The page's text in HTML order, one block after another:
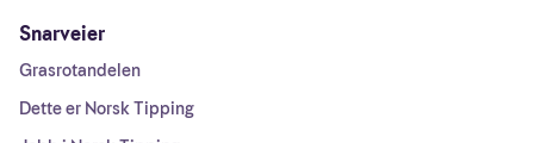
Snarveier
Grasrotandelen
Dette er Norsk Tipping